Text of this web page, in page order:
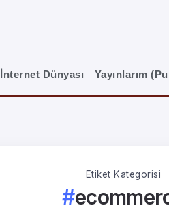
İnternet Dünyası Yayınlarım
Etiket Kategorisi